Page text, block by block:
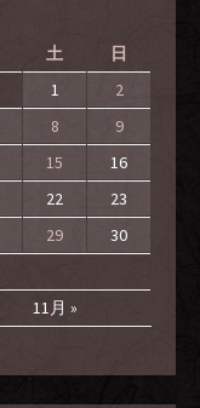
土 日
11月 »
1
2
8
9
15
16
22
23
29
30